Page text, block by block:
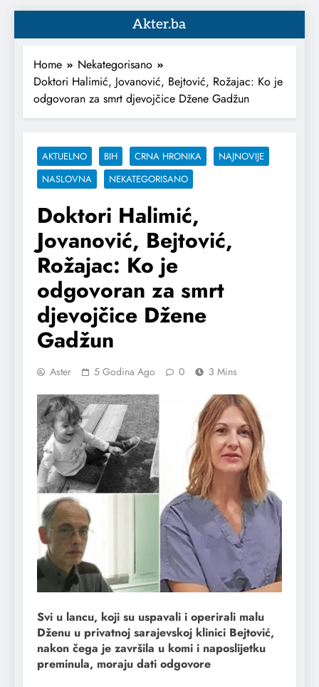
Akter.ba
Home
Nekategorisano
Doktori Halimić, Jovanović, Bejtović, Rožajac: Ko je
odgovoran za smrt djevojčice Džene Gadžun
AKTUELNO BIH CRNA HRONIKA
NAJNOVIJE
NASLOVNA
NEKATEGORISANO
Doktori Halimić,
Jovanović, Bejtović,
Rožajac: Ko je
odgovoran za smrt
djevojčice Džene
Gadžun
Aster 5 Godina Ago 0 3 Mins
Svi u lancu, koji su uspavali i operirali malu
Dženu u privatnoj sarajevskoj klinici Bejtović,
nakon čega je završila u komi i naposlijetku
preminula, moraju dati odgovore